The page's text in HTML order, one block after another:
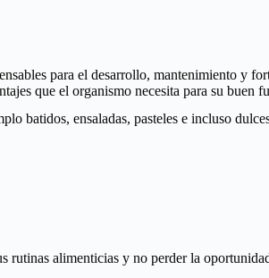
para el desarrollo, mantenimiento y
que el organismo necesita para su buen
batidos, ensaladas, pasteles e incluso
alimenticias y no perder la